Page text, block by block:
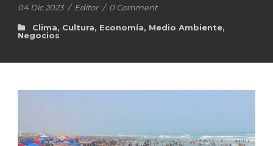
04 Dic 2023 / Editor / 0 Comment
Clima, Cultura, Economía, Medio Ambiente,
Negocios